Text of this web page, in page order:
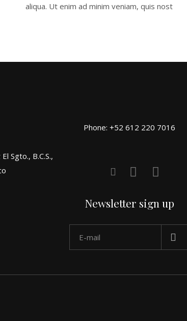
aliqua. Ut enim ad minim veniam, quis nost
Sgto., B.C.S.,
Phone: +52 612 220 7016
Newsletter sign up